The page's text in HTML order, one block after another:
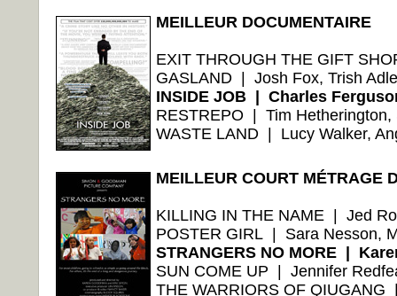
MEILLEUR DOCUMENTAIRE
EXIT THROUGH THE GIFT
GASLAND | Josh Fox, Trish
INSIDE JOB | Charles
RESTREPO | Tim Hetherington,
WASTE LAND | Lucy Walker,
MEILLEUR COURT MÉTRAGE
KILLING IN THE NAME | Jed
POSTER GIRL | Sara Nesson,
STRANGERS NO MORE |
SUN COME UP | Jennifer
THE WARRIORS OF